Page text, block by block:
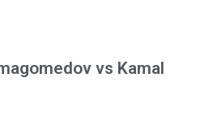
vs Kamal